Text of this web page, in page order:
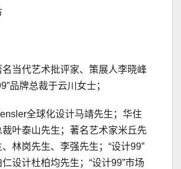
当代艺术批评家、策展人李晓峰
品牌总裁于云川女士；
全球化设计马靖先生；华住
叶泰山先生；著名艺术家米丘先
林岗先生、李强先生；“设计99”
设计杜柏均先生；“设计99”市场